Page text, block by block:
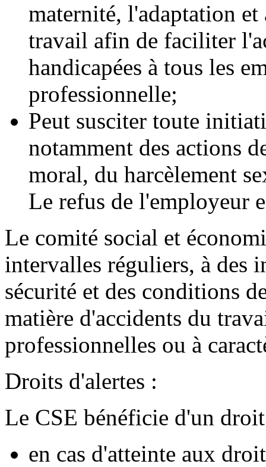
maternité, l'adaptation et
travail afin de faciliter
handicapées à tous les
professionnelle;
Peut susciter toute
notamment des actions
moral, du harcèlement
Le refus de l'employeur
Le comité social et
intervalles réguliers, à des
sécurité et des conditions
matière d'accidents du
professionnelles ou à
Droits d'alertes :
Le CSE bénéficie d'un
en cas d'atteinte aux